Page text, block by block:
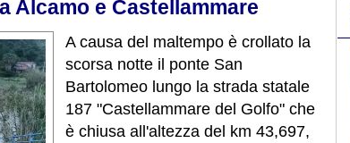
Alcamo e Castellammare
A causa del maltempo è crollato la
scorsa notte il ponte San
Bartolomeo lungo la strada statale
187 "Castellammare del Golfo" che
è chiusa all'altezza del km 43,697,